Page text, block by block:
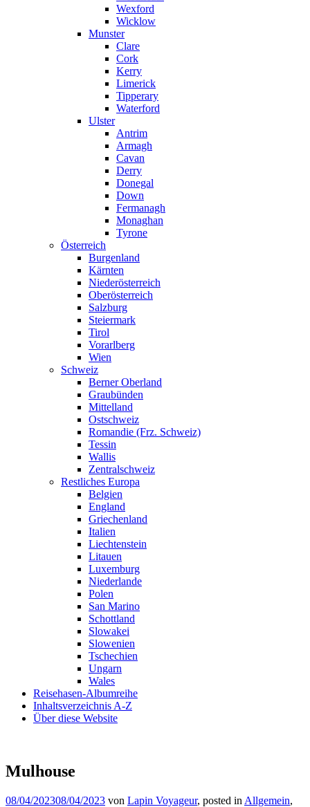
Wexford
Wicklow
Munster
Clare
Cork
Kerry
Limerick
Tipperary
Waterford
Ulster
Antrim
Armagh
Cavan
Derry
Donegal
Down
Fermanagh
Monaghan
Tyrone
Österreich
Burgenland
Kärnten
Niederösterreich
Oberösterreich
Salzburg
Steiermark
Tirol
Vorarlberg
Wien
Schweiz
Berner Oberland
Graubünden
Mittelland
Ostschweiz
Romandie (Frz. Schweiz)
Tessin
Wallis
Zentralschweiz
Restliches Europa
Belgien
England
Griechenland
Italien
Liechtenstein
Litauen
Luxemburg
Niederlande
Polen
San Marino
Schottland
Slowakei
Slowenien
Tschechien
Ungarn
Wales
Reisehasen-Albumreihe
Inhaltsverzeichnis A-Z
Über diese Website
Mulhouse
08/04/202308/04/2023 von Lapin Voyageur, posted in Allgemein,